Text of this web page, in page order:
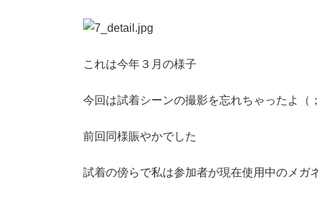
これは今年３月の様子
今回は試着シーンの撮影を忘れちゃったよ（
前回同様賑やかでした
試着の傍らで私は参加者が現在使用中のメガ